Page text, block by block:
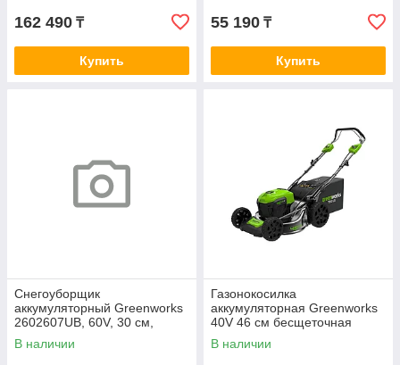
162 490 ₸
Купить
55 190 ₸
Купить
Снегоуборщик
аккумуляторный Greenworks
2602607UB, 60V, 30 см,
бесщеточный, с 1хАКБ 4 Ач и
ЗУ
В наличии
Газонокосилка
аккумуляторная Greenworks
40V 46 см бесщеточная
самоходная c 1хАКБ 4 Ач и
ЗУ
В наличии